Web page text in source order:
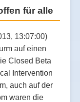
für alle
13:07:00)
auf einen
Closed Beta
Intervention
auch auf der
waren die